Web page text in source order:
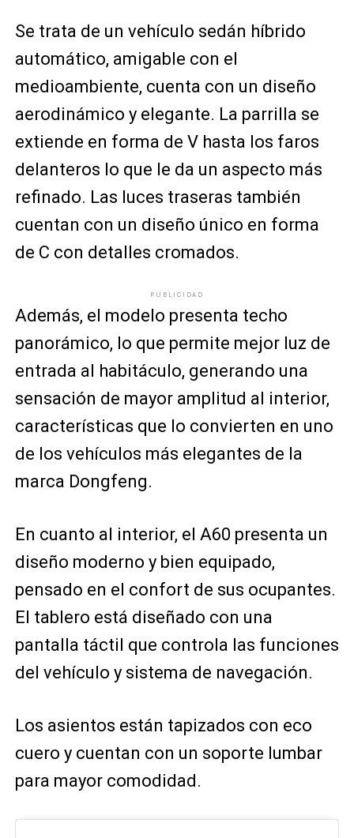
Se trata de un vehículo sedán híbrido
automático, amigable con el
medioambiente, cuenta con un diseño
aerodinámico y elegante. La parrilla se
extiende en forma de V hasta los faros
delanteros lo que le da un aspecto más
refinado. Las luces traseras también
cuentan con un diseño único en forma
de C con detalles cromados.
PUBLICIDAD
Además, el modelo presenta techo
panorámico, lo que permite mejor luz de
entrada al habitáculo, generando una
sensación de mayor amplitud al interior,
características que lo convierten en uno
de los vehículos más elegantes de la
marca Dongfeng.
En cuanto al interior, el A60 presenta un
diseño moderno y bien equipado,
pensado en el confort de sus ocupantes.
El tablero está diseñado con una
pantalla táctil que controla las funciones
del vehículo y sistema de navegación.
Los asientos están tapizados con eco
cuero y cuentan con un soporte lumbar
para mayor comodidad.